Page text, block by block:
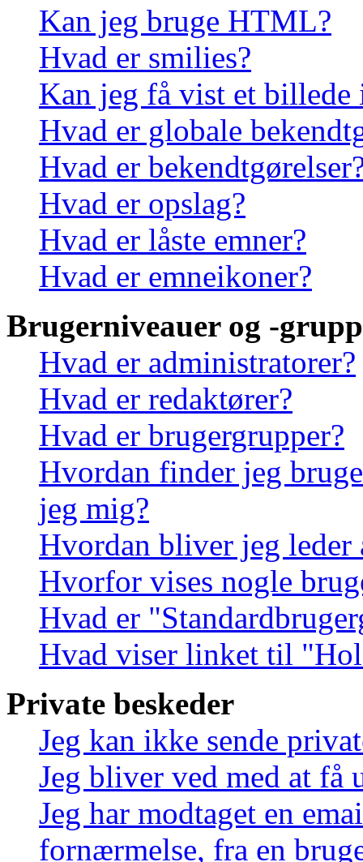
Kan jeg bruge HTML?
Hvad er smilies?
Kan jeg få vist et
Hvad er globale
Hvad er
Hvad er opslag?
Hvad er låste emner?
Hvad er emneikoner?
Brugerniveauer og -
Hvad er administratorer?
Hvad er redaktører?
Hvad er brugergrupper?
Hvordan finder jeg
jeg mig?
Hvordan bliver jeg leder
Hvorfor vises nogle
Hvad er
Hvad viser linket til
Private beskeder
Jeg kan ikke sende
Jeg bliver ved med at få
Jeg har modtaget en
fornærmelse, fra en